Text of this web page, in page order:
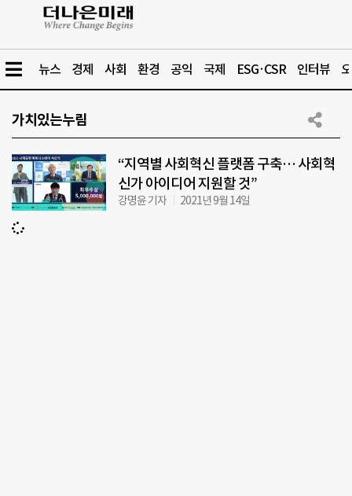
뉴스 경제 사회 환경 공익 국제 ESG·CSR 인터뷰
가치있는누림
“지역별 사회혁신 플랫폼 구축… 사회혁
신가 아이디어 지원할 것”
강명윤 기자 2021년 9월 14일